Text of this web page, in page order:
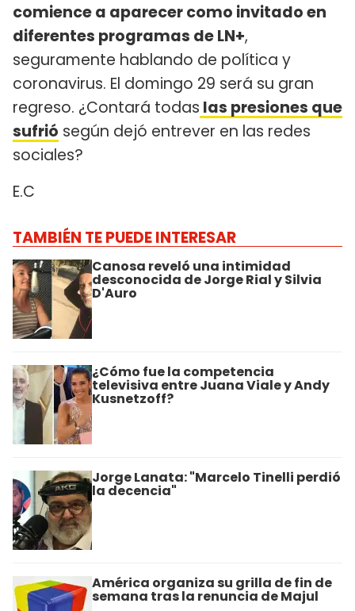
comience a aparecer como invitado en
diferentes programas de LN+,
seguramente hablando de política y
coronavirus. El domingo 29 será su gran
regreso. ¿Contará todas las presiones que
sufrió según dejó entrever en las redes
sociales?
E.C
TAMBIÉN TE PUEDE INTERESAR
Canosa reveló una intimidad
desconocida de Jorge Rial y Silvia
D'Auro
¿Cómo fue la competencia
televisiva entre Juana Viale y Andy
Kusnetzoff?
Jorge Lanata: "Marcelo Tinelli perdió
la decencia"
América organiza su grilla de fin de
semana tras la renuncia de Majul